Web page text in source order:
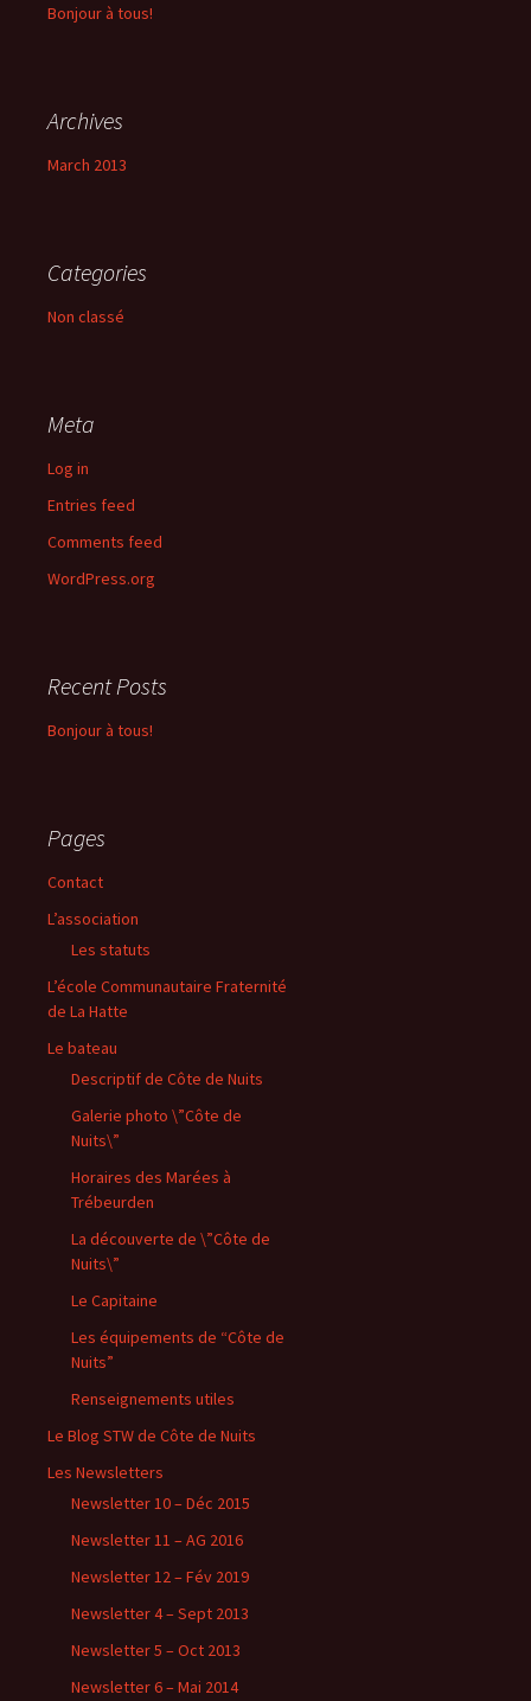
Bonjour à tous!
Archives
March 2013
Categories
Non classé
Meta
Log in
Entries feed
Comments feed
WordPress.org
Recent Posts
Bonjour à tous!
Pages
Contact
L’association
Les statuts
L’école Communautaire Fraternité
de La Hatte
Le bateau
Descriptif de Côte de Nuits
Galerie photo \”Côte de
Nuits\”
Horaires des Marées à
Trébeurden
La découverte de \”Côte de
Nuits\”
Le Capitaine
Les équipements de “Côte de
Nuits”
Renseignements utiles
Le Blog STW de Côte de Nuits
Les Newsletters
Newsletter 10 – Déc 2015
Newsletter 11 – AG 2016
Newsletter 12 – Fév 2019
Newsletter 4 – Sept 2013
Newsletter 5 – Oct 2013
Newsletter 6 – Mai 2014